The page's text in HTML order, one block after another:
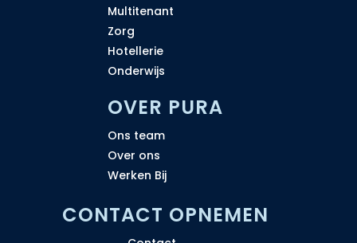
Multitenant
Zorg
Hotellerie
Onderwijs
OVER PURA
Ons team
Over ons
Werken Bij
CONTACT OPNEMEN